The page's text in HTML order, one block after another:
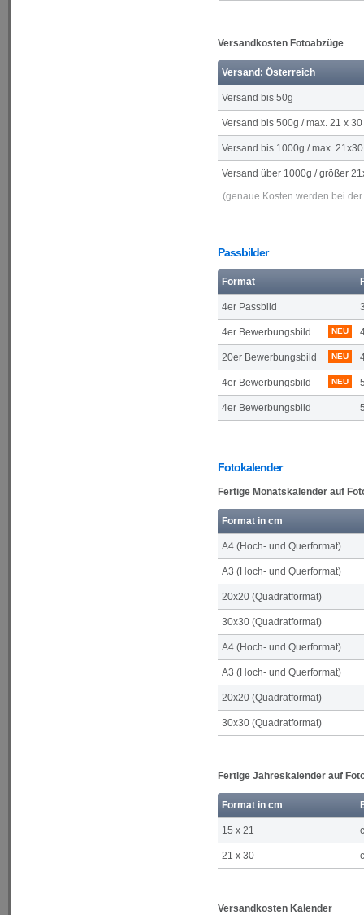
Versandkosten Fotoabzüge
Versand: Österreich
Versand bis 50g
Versand bis 500g / max. 21 x 30
Versand bis 1000g / max. 21x30
Versand über 1000g / größer
(genaue Kosten werden bei
Passbilder
Format
4er Passbild
4er Bewerbungsbild NEU
20er Bewerbungsbild NEU
4er Bewerbungsbild NEU
4er Bewerbungsbild
Fotokalender
Fertige Monatskalender auf
Format in cm
A4 (Hoch- und Querformat)
A3 (Hoch- und Querformat)
20x20 (Quadratformat)
30x30 (Quadratformat)
A4 (Hoch- und Querformat)
A3 (Hoch- und Querformat)
20x20 (Quadratformat)
30x30 (Quadratformat)
Fertige Jahreskalender auf
Format in cm
15 x 21
21 x 30
Versandkosten Kalender